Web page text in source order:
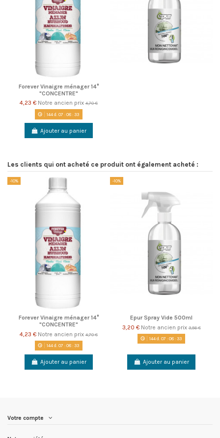
Forever Vinaigre ménager 14°
"CONCENTRE"
4,23 € Notre ancien prix 4,70 €
144d. 07 :08:33
Ajouter au panier
Les clients qui ont acheté ce produit ont également acheté :
-10%
Forever Vinaigre ménager 14°
"CONCENTRE"
4,23 € Notre ancien prix 4,70 €
144d. 07 :08:33
Ajouter au panier
-10%
Epur Spray Vide 500ml
3,20 € Notre ancien prix3,56 €
144d. 07 :08:33
Ajouter au panier
Votre compte